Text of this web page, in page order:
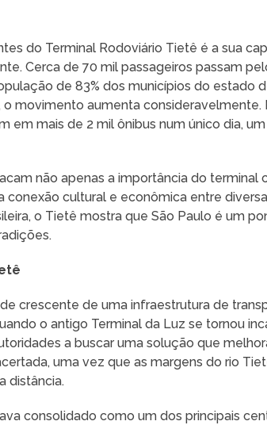
do Terminal Rodoviário Tietê é a sua
Cerca de 70 mil passageiros passam
de 83% dos municípios do estado
movimento aumenta consideravelmente.
em mais de 2 mil ônibus num único dia,
não apenas a importância do terminal
cultural e econômica entre
o Tietê mostra que São Paulo é um
crescente de uma infraestrutura de
o antigo Terminal da Luz se tornou
a buscar uma solução que
uma vez que as margens do rio
distância.
consolidado como um dos principais